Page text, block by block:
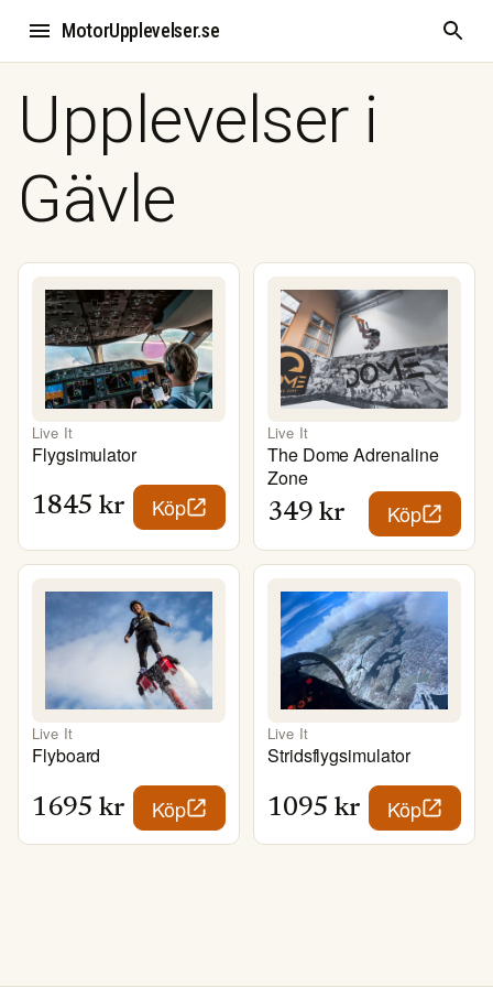
MotorUpplevelser.se
Upplevelser i
Gävle
Live It
Flygsimulator
1845 kr Köp
Live It
The Dome Adrenaline
Zone
349 kr Köp
Live It
Flyboard
1695 kr Köp
Live It
Stridsflygsimulator
1095 kr Köp